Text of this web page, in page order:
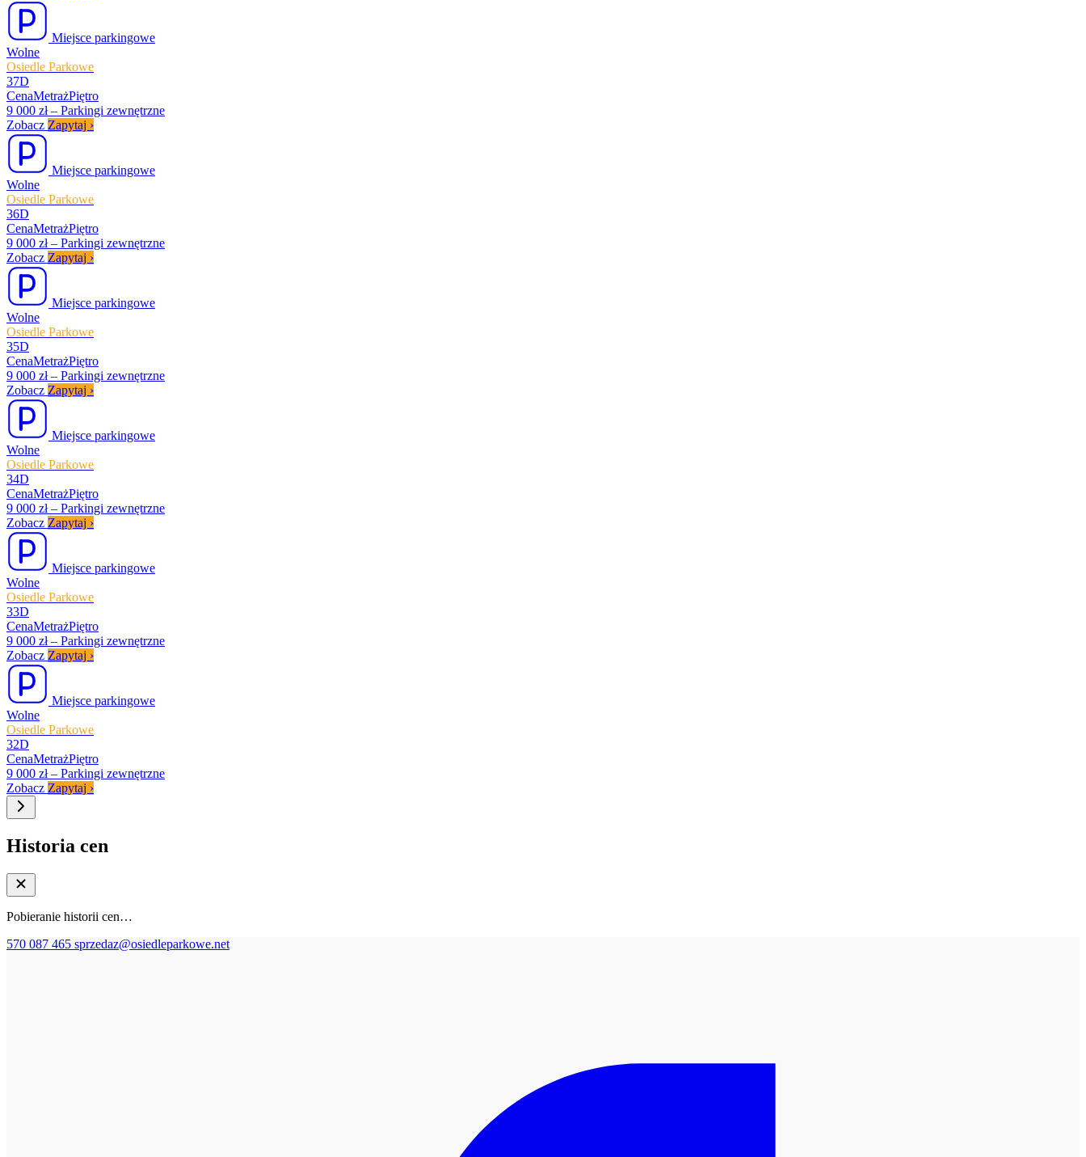
Miejsce parkingowe
Wolne
Osiedle Parkowe
37D
CenaMetrażPiętro
9 000 zł – Parkingi zewnętrzne
Zobacz Zapytaj ›
Miejsce parkingowe
Wolne
Osiedle Parkowe
36D
CenaMetrażPiętro
9 000 zł – Parkingi zewnętrzne
Zobacz Zapytaj ›
Miejsce parkingowe
Wolne
Osiedle Parkowe
35D
CenaMetrażPiętro
9 000 zł – Parkingi zewnętrzne
Zobacz Zapytaj ›
Miejsce parkingowe
Wolne
Osiedle Parkowe
34D
CenaMetrażPiętro
9 000 zł – Parkingi zewnętrzne
Zobacz Zapytaj ›
Miejsce parkingowe
Wolne
Osiedle Parkowe
33D
CenaMetrażPiętro
9 000 zł – Parkingi zewnętrzne
Zobacz Zapytaj ›
Miejsce parkingowe
Wolne
Osiedle Parkowe
32D
CenaMetrażPiętro
9 000 zł – Parkingi zewnętrzne
Zobacz Zapytaj ›
Historia cen
Pobieranie historii cen…
570 087 465 sprzedaz@osiedleparkowe.net